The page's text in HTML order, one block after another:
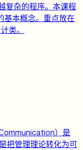
复杂的程序。本课程
本概念。重点放在
类。
）是
把管理理论转化为可